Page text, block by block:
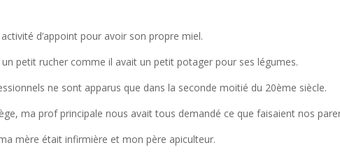
d’appoint pour avoir son propre miel.
petit rucher comme il avait un petit potager pour ses légumes.
ne sont apparus que dans la seconde moitié du 20ème siècle.
ma prof principale nous avait tous demandé ce que faisaient nos
mère était infirmière et mon père apiculteur.